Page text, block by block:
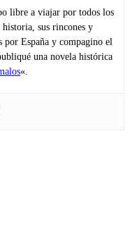
libre a viajar por todos los
historia, sus rincones y
por España y compagino el
una novela histórica
«.